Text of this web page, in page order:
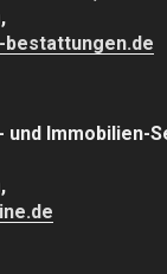
und Immobilien-